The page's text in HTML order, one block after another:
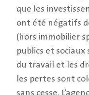
que les
ont été négatifs
(hors immobilier
publics et
du travail et les
les pertes sont